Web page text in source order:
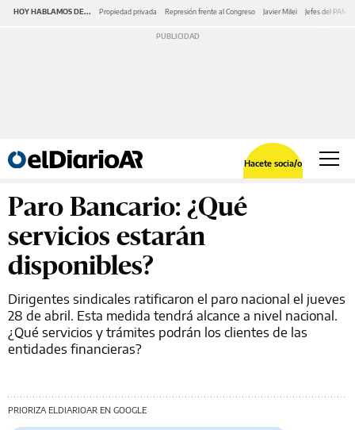
HOY HABLAMOS DE... Propiedad privada Represión frente al Congreso Javier Milei Jefes del PAMI
Hacete socia/o
Paro Bancario: ¿Qué
servicios estarán
disponibles?
Dirigentes sindicales ratificaron el paro nacional el jueves
28 de abril. Esta medida tendrá alcance a nivel nacional.
¿Qué servicios y trámites podrán los clientes de las
entidades financieras?
PRIORIZA ELDIARIOAR EN GOOGLE